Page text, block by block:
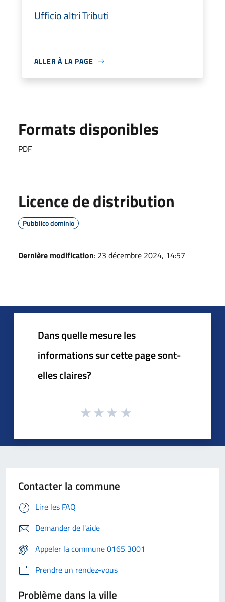
Ufficio altri Tributi
ALLER À LA PAGE
Formats disponibles
PDF
Licence de distribution
Pubblico dominio
Dernière modification: 23 décembre 2024, 14:57
Dans quelle mesure les
informations sur cette page sont-
elles claires?
Contacter la commune
Lire les FAQ
Demander de l'aide
Appeler la commune 0165 3001
Prendre un rendez-vous
Problème dans la ville